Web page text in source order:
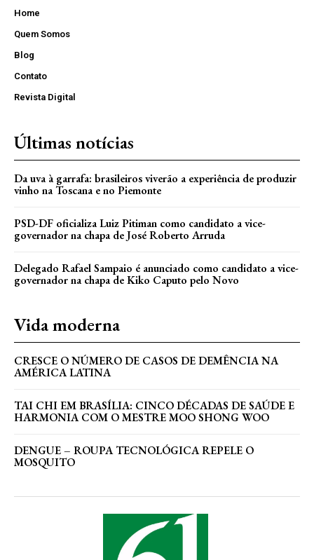
Home
Quem Somos
Blog
Contato
Revista Digital
Últimas notícias
Da uva à garrafa: brasileiros viverão a experiência de produzir
vinho na Toscana e no Piemonte
PSD-DF oficializa Luiz Pitiman como candidato a vice-
governador na chapa de José Roberto Arruda
Delegado Rafael Sampaio é anunciado como candidato a vice-
governador na chapa de Kiko Caputo pelo Novo
Vida moderna
CRESCE O NÚMERO DE CASOS DE DEMÊNCIA NA
AMÉRICA LATINA
TAI CHI EM BRASÍLIA: CINCO DÉCADAS DE SAÚDE E
HARMONIA COM O MESTRE MOO SHONG WOO
DENGUE – ROUPA TECNOLÓGICA REPELE O
MOSQUITO